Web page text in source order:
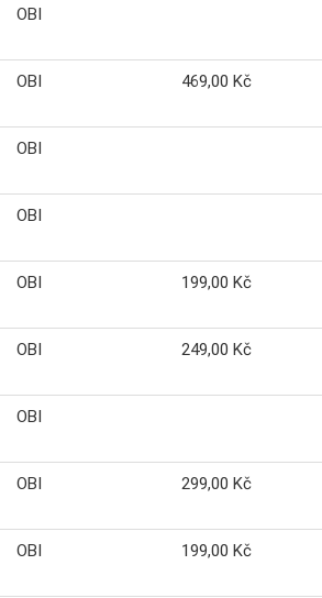
OBI
OBI 469,00 Kč
OBI
OBI
OBI 199,00 Kč
OBI 249,00 Kč
OBI
OBI 299,00 Kč
OBI 199,00 Kč